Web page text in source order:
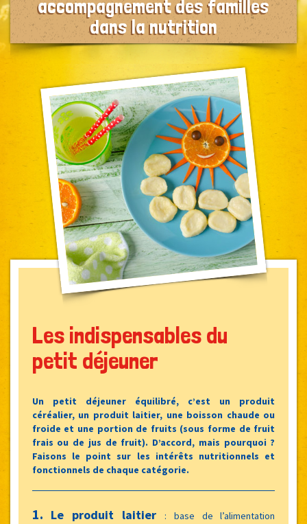
accompagnement des familles
dans la nutrition
Les indispensables du
petit déjeuner
Un petit déjeuner équilibré, c’est un produit
céréalier, un produit laitier, une boisson chaude ou
froide et une portion de fruits (sous forme de fruit
frais ou de jus de fruit). D’accord, mais pourquoi ?
Faisons le point sur les intérêts nutritionnels et
fonctionnels de chaque catégorie.
1. Le produit laitier : base de l’alimentation